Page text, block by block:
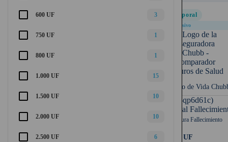
3
600 UF
1
750 UF
1
800 UF
15
1.000 UF
10
1.500 UF
10
2.000 UF
6
2.500 UF
Temporal
Exclusivo
Seguro de Vida
UF (-qp6d61c)
Capital
Cobertura Fallecimiento
2.000 UF